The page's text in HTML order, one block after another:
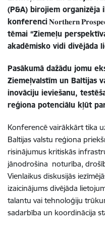
(P&A) birojiem organizēja
konferenci𝐍𝐨𝐫𝐭𝐡𝐞𝐫𝐧
tēmai “Ziemeļu perspekt
akadēmisko vidi divējāda
Pasākumā dažādu jomu
Ziemeļvalstīm un Baltijas
inovāciju ieviešanu,
reģiona potenciālu kļūt
Konferencē vairākkārt tika
Baltijas valstu reģiona
risinājumus kritiskās
jānodrošina noturība,
Vienlaikus diskusijās
izaicinājums divējāda
talantu vai tehnoloģiju
sadarbība un koordinācija